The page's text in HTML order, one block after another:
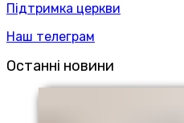
Підтримка церкви
Наш телеграм
Останні новини